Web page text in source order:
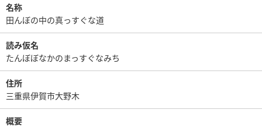
名称
田んぼの中の真っすぐな道
読み仮名
たんぼぼなかのまっすぐなみち
住所
三重県伊賀市大野木
概要